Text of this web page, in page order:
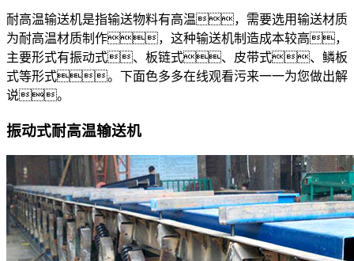
耐高温输送机是指输送物料有高温，需要选用输送材质
为耐高温材质制作，这种输送机制造成本较高，
主要形式有振动式、板链式、皮带式、鳞板
式等形式。下面色多多在线观看污来一一为您做出解
说。
振动式耐高温输送机